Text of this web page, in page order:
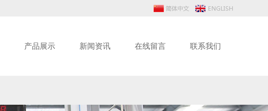
产品展示 新闻资讯 在线留言 联系我们